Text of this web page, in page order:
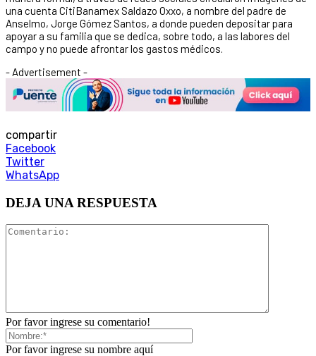
una cuenta CitiBanamex Saldazo Oxxo, a nombre del padre de
Anselmo, Jorge Gómez Santos, a donde pueden depositar para
apoyar a su familia que se dedica, sobre todo, a las labores del
campo y no puede afrontar los gastos médicos.
- Advertisement -
compartir
Facebook
Twitter
WhatsApp
DEJA UNA RESPUESTA
Por favor ingrese su comentario!
Por favor ingrese su nombre aquí